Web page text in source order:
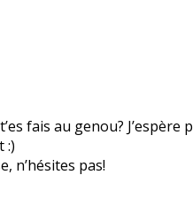
fais au genou?
:)
n’hésites pas!